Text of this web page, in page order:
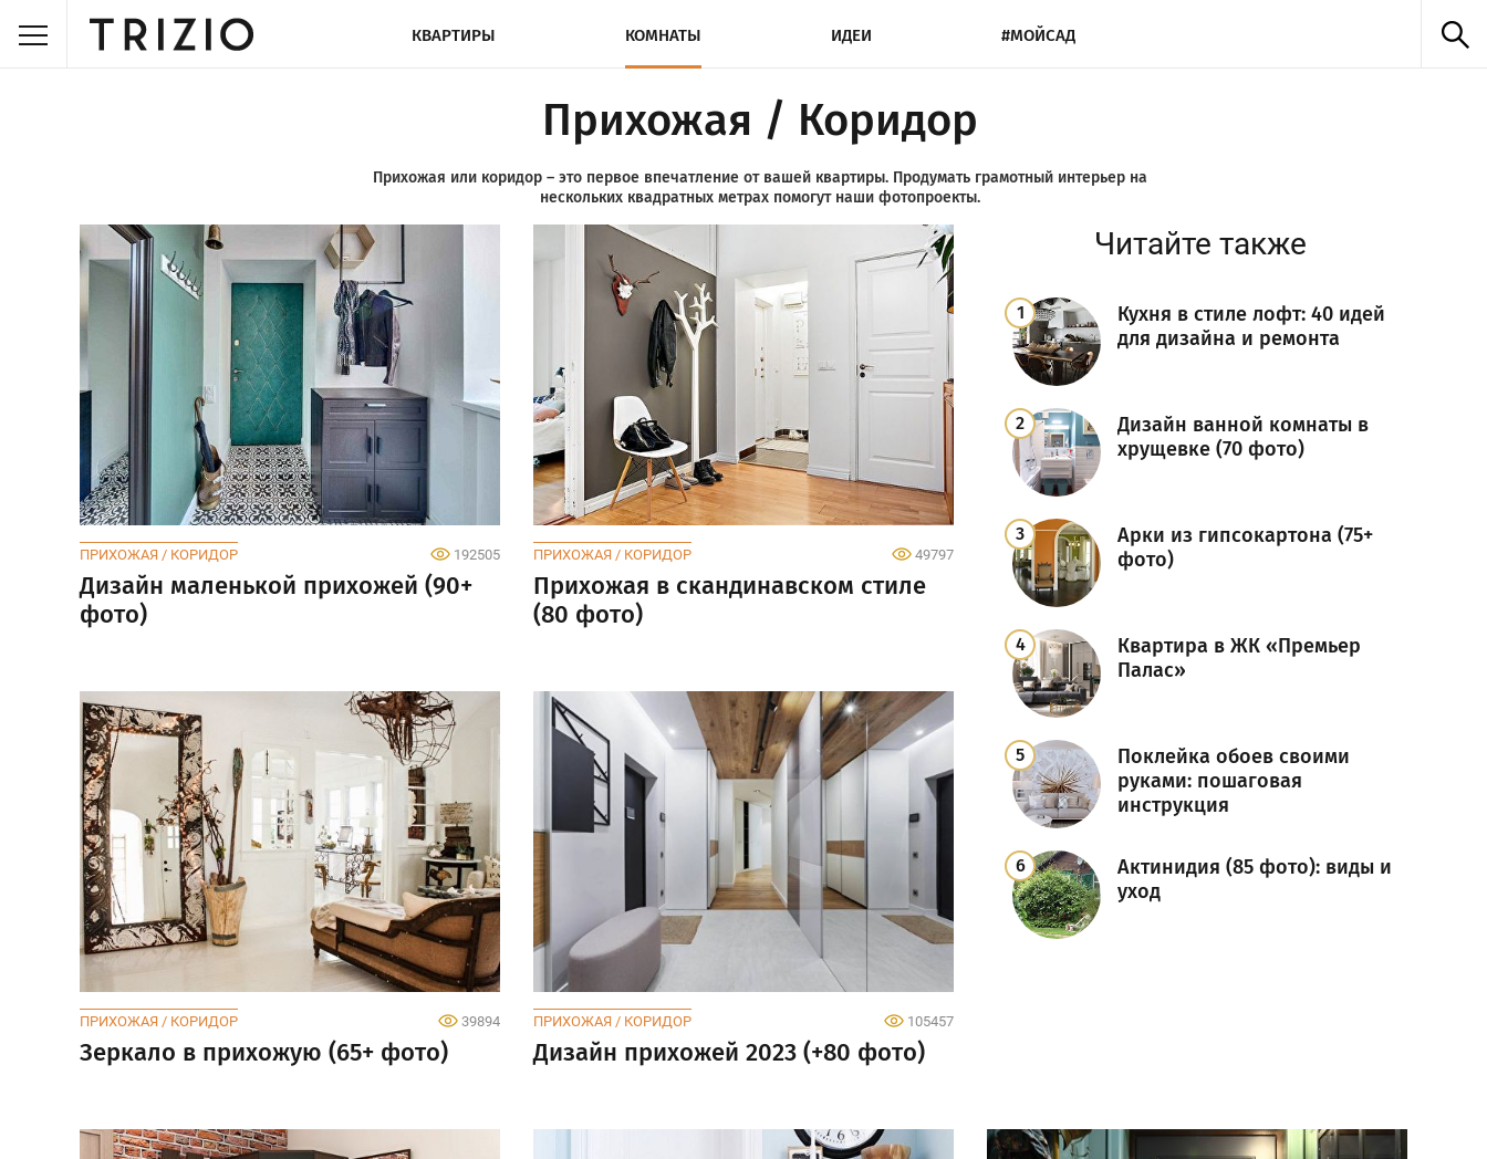
КВАРТИРЫ КОМНАТЫ ИДЕИ #МОЙСАД
Прихожая / Коридор
Прихожая или коридор – это первое впечатление от вашей квартиры. Продумать грамотный интерьер на
нескольких квадратных метрах помогут наши фотопроекты.
Читайте также
Кухня в стиле лофт: 40 идей
для дизайна и ремонта
Дизайн ванной комнаты в
хрущевке (70 фото)
Арки из гипсокартона (75+
фото)
Квартира в ЖК «Премьер
Палас»
Поклейка обоев своими
руками: пошаговая
инструкция
Актинидия (85 фото): виды и
уход
ПРИХОЖАЯ / КОРИДОР 192505
Дизайн маленькой прихожей (90+
фото)
ПРИХОЖАЯ / КОРИДОР 49797
Прихожая в скандинавском стиле
(80 фото)
ПРИХОЖАЯ / КОРИДОР 39894
Зеркало в прихожую (65+ фото)
ПРИХОЖАЯ / КОРИДОР 105457
Дизайн прихожей 2023 (+80 фото)